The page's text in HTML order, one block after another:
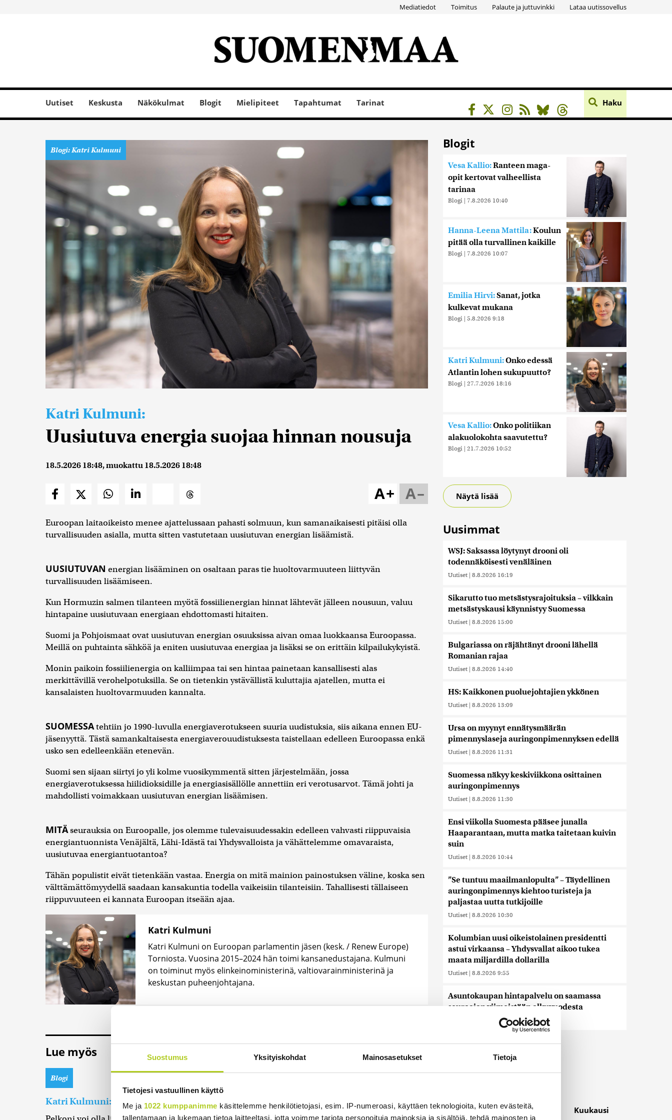
Suostumus Yksityiskohdat Mainosasetukset Tietoja
Tietojesi vastuullinen käyttö
Me ja 1022 kumppanimme käsittelemme henkilötietojasi, esim. IP-numeroasi, käyttäen teknologioita, kuten evästeitä,
tallentamaan ja lukemaan tietoa laitteeltasi, jotta voimme tarjota personoituja mainoksia ja sisältöjä, tehdä mainosten ja
Mediatiedot Toimitus Palaute ja juttuvinkki Lataa uutissovellus
Uutiset Keskusta Näkökulmat Blogit Mielipiteet Tapahtumat Tarinat Haku
Blogi: Katri Kulmuni
Katri Kulmuni:
Uusiutuva energia suojaa hinnan nousuja
18.5.2026 18:48, muokattu 18.5.2026 18:48
A–
A+
Euroopan laitaoikeisto menee ajattelussaan pahasti solmuun, kun samanaikaisesti pitäisi olla
turvallisuuden asialla, mutta sitten vastutetaan uusiutuvan energian lisäämistä.
UUSIUTUVAN energian lisääminen on osaltaan paras tie huoltovarmuuteen liittyvän
turvallisuuden lisäämiseen.
Kun Hormuzin salmen tilanteen myötä fossiilienergian hinnat lähtevät jälleen nousuun, valuu
hintapaine uusiutuvaan energiaan ehdottomasti hitaiten.
Suomi ja Pohjoismaat ovat uusiutuvan energian osuuksissa aivan omaa luokkaansa Euroopassa.
Meillä on puhtainta sähköä ja eniten uusiutuvaa energiaa ja lisäksi se on erittäin kilpailukykyistä.
Monin paikoin fossiilienergia on kalliimpaa tai sen hintaa painetaan kansallisesti alas
merkittävillä verohelpotuksilla. Se on tietenkin ystävällistä kuluttajia ajatellen, mutta ei
kansalaisten huoltovarmuuden kannalta.
SUOMESSAtehtiin jo 1990-luvulla energiaverotukseen suuria uudistuksia, siis aikana ennen EU-
jäsenyyttä. Tästä samankaltaisesta energiaverouudistuksesta taistellaan edelleen Euroopassa enkä
usko sen edelleenkään etenevän.
Suomi sen sijaan siirtyi jo yli kolme vuosikymmentä sitten järjestelmään, jossa
energiaverotuksessa hiilidioksidille ja energiasisällölle annettiin eri verotusarvot. Tämä johti ja
mahdollisti voimakkaan uusiutuvan energian lisäämisen.
MITÄseurauksia on Euroopalle, jos olemme tulevaisuudessakin edelleen vahvasti riippuvaisia
energiantuonnista Venäjältä, Lähi-Idästä tai Yhdysvalloista ja vähättelemme omavaraista,
uusiutuvaa energiantuotantoa?
Tähän populistit eivät tietenkään vastaa. Energia on mitä mainion painostuksen väline, koska sen
välttämättömyydellä saadaan kansakuntia todella vaikeisiin tilanteisiin. Tahallisesti tällaiseen
riippuvuuteen ei kannata Euroopan itseään ajaa.
Katri Kulmuni
Katri Kulmuni on Euroopan parlamentin jäsen (kesk. / Renew Europe)
Torniosta. Vuosina 2015–2024 hän toimi kansanedustajana. Kulmuni
on toiminut myös elinkeinoministerinä, valtiovarainministerinä ja
keskustan puheenjohtajana.
Lue myös
Blogi
Katri Kulmuni: Onko edessä Atlantin lohen sukupuutto?
Blogit
Vesa Kallio:Ranteen maga-
opit kertovat valheellista
tarinaa
Blogi | 7.8.2026 10:40
Hanna-Leena Mattila:Koulun
pitää olla turvallinen kaikille
Blogi | 7.8.2026 10:07
Emilia Hirvi:Sanat, jotka
kulkevat mukana
Blogi | 5.8.2026 9:18
Katri Kulmuni:Onko edessä
Atlantin lohen sukupuutto?
Blogi | 27.7.2026 18:16
Vesa Kallio:Onko politiikan
alakuolokohta saavutettu?
Blogi | 21.7.2026 10:52
Näytä lisää
Uusimmat
WSJ: Saksassa löytynyt drooni oli
todennäköisesti venäläinen
Uutiset | 8.8.2026 16:19
Sikarutto tuo metsästysrajoituksia – vilkkain
metsästyskausi käynnistyy Suomessa
Uutiset | 8.8.2026 15:00
Bulgariassa on räjähtänyt drooni lähellä
Romanian rajaa
Uutiset | 8.8.2026 14:40
HS: Kaikkonen puoluejohtajien ykkönen
Uutiset | 8.8.2026 13:09
Ursa on myynyt ennätysmäärän
pimennyslaseja auringonpimennyksen edellä
Uutiset | 8.8.2026 11:31
Suomessa näkyy keskiviikkona osittainen
auringonpimennys
Uutiset | 8.8.2026 11:30
Ensi viikolla Suomesta pääsee junalla
Haaparantaan, mutta matka taitetaan kuivin
suin
Uutiset | 8.8.2026 10:44
”Se tuntuu maailmanlopulta” – Täydellinen
auringonpimennys kiehtoo turisteja ja
paljastaa uutta tutkijoille
Uutiset | 8.8.2026 10:30
Kolumbian uusi oikeistolainen presidentti
astui virkaansa – Yhdysvallat aikoo tukea
maata miljardilla dollarilla
Uutiset | 8.8.2026 9:55
Asuntokaupan hintapalvelu on saamassa
seuraajan viimeistään alkuvuodesta
8.8.2026 9:30
Päivä Viikko Kuukausi